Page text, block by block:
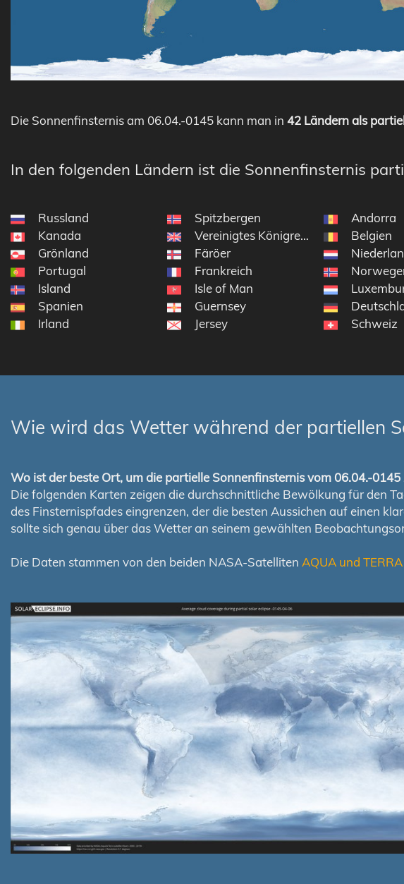
Die Sonnenfinsternis am 06.04.-0145 kann man in 42 Ländern als
In den folgenden Ländern ist die Sonnenfinsternis
Russland
Kanada
Grönland
Portugal
Island
Spanien
Irland
Spitzbergen
Vereinigtes Königreich
Färöer
Frankreich
Isle of Man
Guernsey
Jersey
Andorra
Belgien
Schweiz
Wie wird das Wetter während der partiellen
Wo ist der beste Ort, um die partielle Sonnenfinsternis vom 06.04.-0145
Die folgenden Karten zeigen die durchschnittliche Bewölkung für den
des Finsternispfades eingrenzen, der die besten Aussichen auf einen
sollte sich genau über das Wetter an seinem gewählten
Die Daten stammen von den beiden NASA-Satelliten AQUA und TERRA